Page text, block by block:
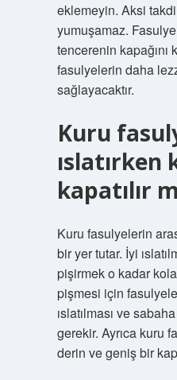
eklemeyin. Aksi
yumuşamaz.
tencerenin kapağını
fasulyelerin daha
sağlayacaktır.
Kuru
ıslatırken
kapatılır
Kuru fasulyelerin
bir yer tutar. İyi
pişirmek o kadar
pişmesi için
ıslatılması ve
gerekir. Ayrıca kuru
derin ve geniş bir